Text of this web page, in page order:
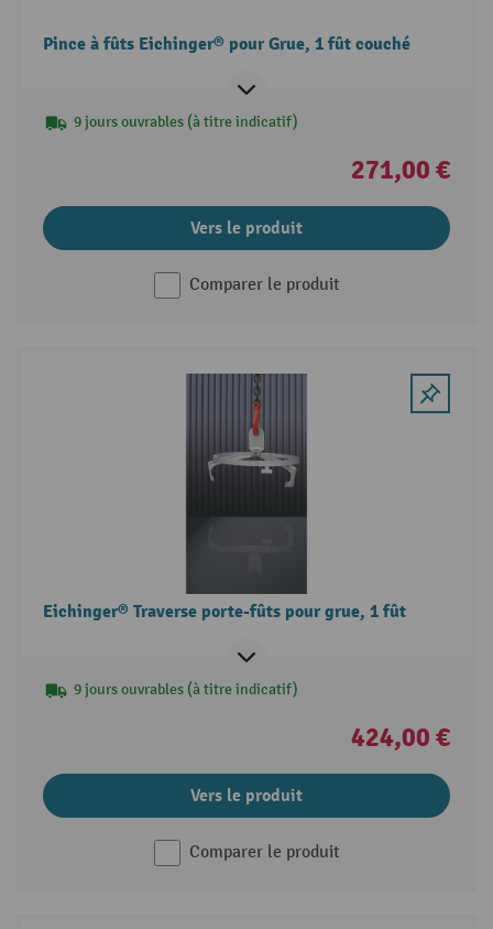
Pince à fûts Eichinger® pour Grue, 1 fût couché
9 jours ouvrables (à titre indicatif)
271,00 €
Vers le produit
Comparer le produit
Eichinger® Traverse porte-fûts pour grue, 1 fût
9 jours ouvrables (à titre indicatif)
424,00 €
Vers le produit
Comparer le produit